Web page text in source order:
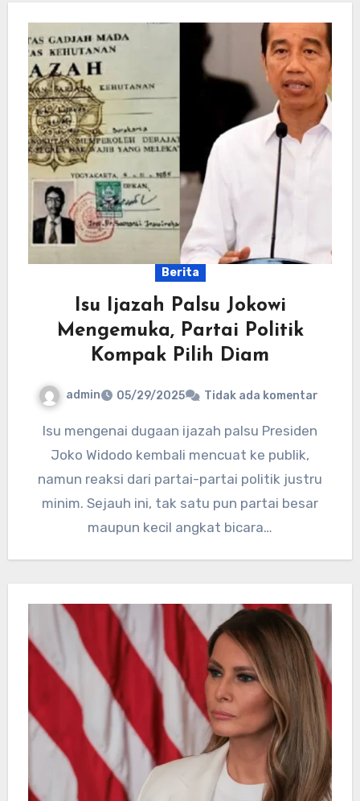
Berita
Isu Ijazah Palsu Jokowi
Mengemuka, Partai Politik
Kompak Pilih Diam
admin 05/29/2025 Tidak ada komentar
Isu mengenai dugaan ijazah palsu Presiden
Joko Widodo kembali mencuat ke publik,
namun reaksi dari partai-partai politik justru
minim. Sejauh ini, tak satu pun partai besar
maupun kecil angkat bicara…